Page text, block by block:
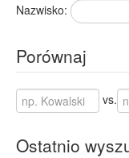
Nazwisko:
Porównaj
vs.
Ostatnio